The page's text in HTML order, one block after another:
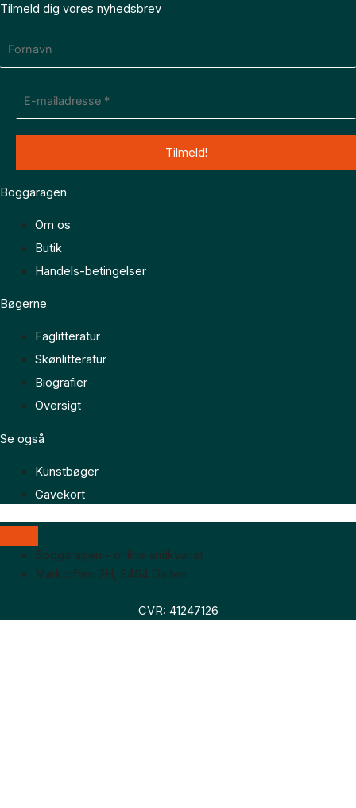
Tilmeld dig vores nyhedsbrev
Boggaragen
Om os
Butik
Handels-betingelser
Bøgerne
Faglitteratur
Skønlitteratur
Biografier
Oversigt
Se også
Kunstbøger
Gavekort
Boggaragen – online antikvariat
Marktoften 7H, 8464 Galten
CVR: 41247126